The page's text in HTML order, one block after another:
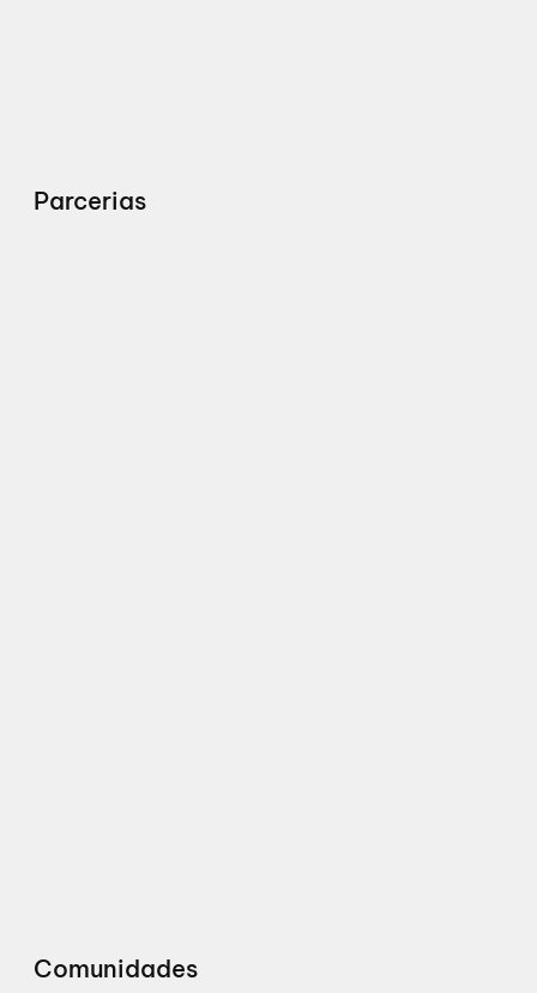
Parcerias
Comunidades